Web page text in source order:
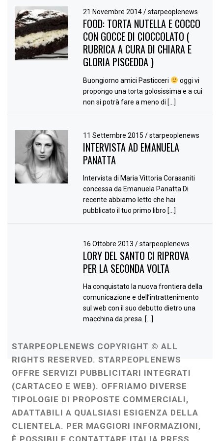
21 Novembre 2014/ starpeoplenews
FOOD: TORTA NUTELLA E COCCO
CON GOCCE DI CIOCCOLATO (
RUBRICA A CURA DI CHIARA E
GLORIA PISCEDDA )
Buongiorno amici Pasticceri
oggi vi
propongo una torta golosissima e a cui
non si potrà fare a meno di […]
11 Settembre 2015/ starpeoplenews
INTERVISTA AD EMANUELA
PANATTA
Intervista di Maria Vittoria Corasaniti
concessa da Emanuela Panatta Di
recente abbiamo letto che hai
pubblicato il tuo primo libro […]
16 Ottobre 2013/ starpeoplenews
LORY DEL SANTO CI RIPROVA
PER LA SECONDA VOLTA
Ha conquistato la nuova frontiera della
comunicazione e dell’intrattenimento
sul web con il suo debutto dietro una
macchina da presa. […]
STARPEOPLENEWS COPYRIGHT © ALL
RIGHTS RESERVED. STARPEOPLENEWS
OFFRE SERVIZI PUBBLICITARI INTEGRATI
(CARTACEO E WEB). OFFRIAMO DIVERSE
TIPOLOGIE DI PROPOSTE COMMERCIALI,
ADATTABILI A QUALSIASI ESIGENZA DELLA
CLIENTELA. PER MAGGIORI INFORMAZIONI,